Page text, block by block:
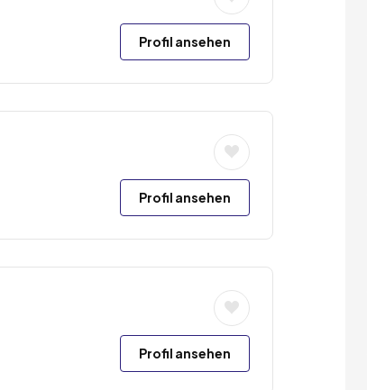
Profil ansehen
Profil ansehen
Profil ansehen